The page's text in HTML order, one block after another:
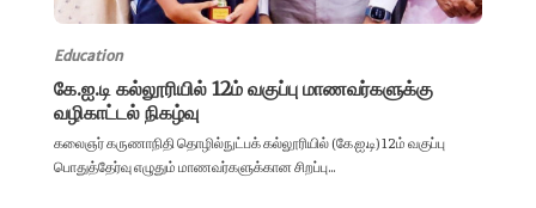
Education
கே.ஐ.டி கல்லூரியில் 12ம் வகுப்பு மாணவர்களுக்கு
வழிகாட்டல் நிகழ்வு
கலைஞர் கருணாநிதி தொழில்நுட்பக் கல்லூரியில் (கே.ஐ.டி) 12ம் வகுப்பு
பொதுத்தேர்வு எழுதும் மாணவர்களுக்கான சிறப்பு...